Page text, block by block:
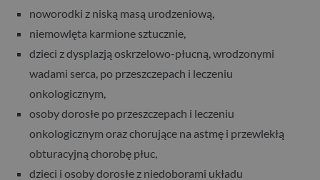
noworodki z niską masą urodzeniową,
niemowlęta karmione sztucznie,
dzieci z dysplazją oskrzelowo-płucną, wrodzonymi
wadami serca, po przeszczepach i leczeniu
onkologicznym,
osoby dorosłe po przeszczepach i leczeniu
onkologicznym oraz chorujące na astmę i przewlekłą
obturacyjną chorobę płuc,
dzieci i osoby dorosłe z niedoborami układu